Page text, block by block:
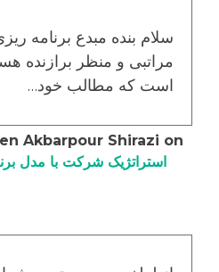
سلام بنده مبدع برنامه
است که مطالب خود…
Akbarpour Shirazi on
استراتژیک شرکت با مدل